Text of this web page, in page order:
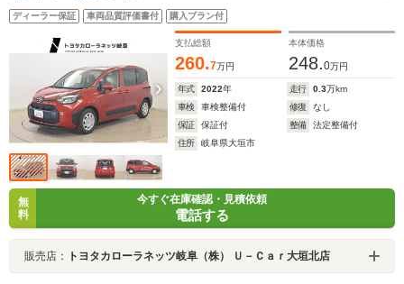
ディーラー保証 車両品質評価書付 購入プラン付
支払総額
260.7万円
本体価格
248.0万円
年式 2022年 走行 0.3万km
車検
車検整備付 修復
なし
保証
保証付 整備
法定整備付
住所
岐阜県大垣市
無
料
今すぐ在庫確認・見積依頼
電話する
販売店： トヨタカローラネッツ岐阜（株） Ｕ－Ｃａｒ大垣北店